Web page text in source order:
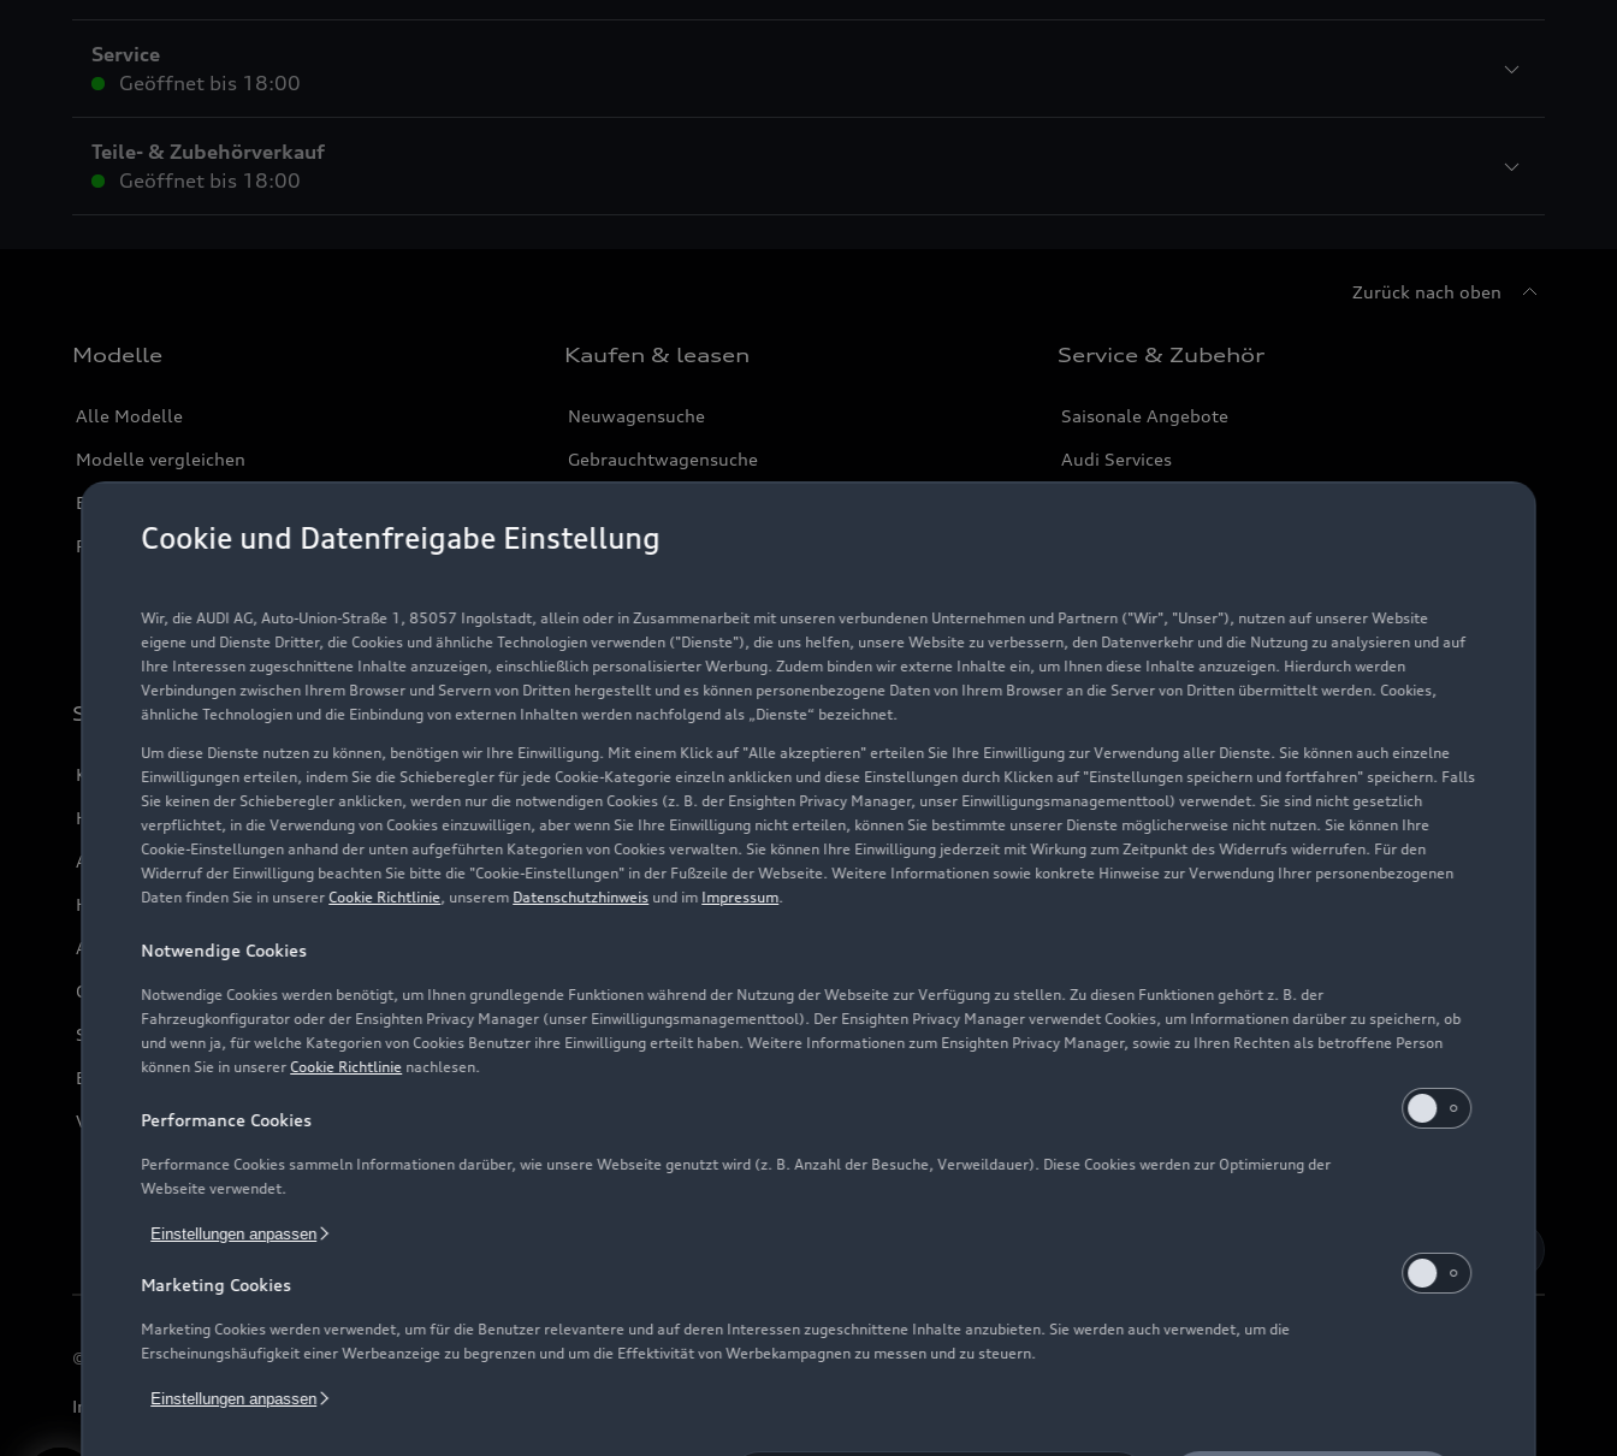
Cookie und Datenfreigabe Einstellung
Wir, die AUDI AG, Auto-Union-Straße 1, 85057 Ingolstadt, allein oder in Zusammenarbeit mit unseren verbundenen Unternehmen und Partnern ("Wir", "Unser"), nutzen auf unserer Website
eigene und Dienste Dritter, die Cookies und ähnliche Technologien verwenden ("Dienste"), die uns helfen, unsere Website zu verbessern, den Datenverkehr und die Nutzung zu analysieren und auf
Ihre Interessen zugeschnittene Inhalte anzuzeigen, einschließlich personalisierter Werbung. Zudem binden wir externe Inhalte ein, um Ihnen diese Inhalte anzuzeigen. Hierdurch werden
Verbindungen zwischen Ihrem Browser und Servern von Dritten hergestellt und es können personenbezogene Daten von Ihrem Browser an die Server von Dritten übermittelt werden. Cookies,
ähnliche Technologien und die Einbindung von externen Inhalten werden nachfolgend als „Dienste“ bezeichnet.
Um diese Dienste nutzen zu können, benötigen wir Ihre Einwilligung. Mit einem Klick auf "Alle akzeptieren" erteilen Sie Ihre Einwilligung zur Verwendung aller Dienste. Sie können auch einzelne
Einwilligungen erteilen, indem Sie die Schieberegler für jede Cookie-Kategorie einzeln anklicken und diese Einstellungen durch Klicken auf "Einstellungen speichern und fortfahren" speichern. Falls
Sie keinen der Schieberegler anklicken, werden nur die notwendigen Cookies (z. B. der Ensighten Privacy Manager, unser Einwilligungsmanagementtool) verwendet. Sie sind nicht gesetzlich
verpflichtet, in die Verwendung von Cookies einzuwilligen, aber wenn Sie Ihre Einwilligung nicht erteilen, können Sie bestimmte unserer Dienste möglicherweise nicht nutzen. Sie können Ihre
Cookie-Einstellungen anhand der unten aufgeführten Kategorien von Cookies verwalten. Sie können Ihre Einwilligung jederzeit mit Wirkung zum Zeitpunkt des Widerrufs widerrufen. Für den
Widerruf der Einwilligung beachten Sie bitte die "Cookie-Einstellungen" in der Fußzeile der Webseite. Weitere Informationen sowie konkrete Hinweise zur Verwendung Ihrer personenbezogenen
Daten finden Sie in unsererCookie Richtlinie, unserem Datenschutzhinweis und im Impressum.
Notwendige Cookies
Notwendige Cookies werden benötigt, um Ihnen grundlegende Funktionen während der Nutzung der Webseite zur Verfügung zu stellen. Zu diesen Funktionen gehört z. B. der
Fahrzeugkonfigurator oder der Ensighten Privacy Manager (unser Einwilligungsmanagementtool). Der Ensighten Privacy Manager verwendet Cookies, um Informationen darüber zu speichern, ob
und wenn ja, für welche Kategorien von Cookies Benutzer ihre Einwilligung erteilt haben. Weitere Informationen zum Ensighten Privacy Manager, sowie zu Ihren Rechten als betroffene Person
können Sie in unsererCookie Richtlinie nachlesen.
Performance Cookies
Performance Cookies sammeln Informationen darüber, wie unsere Webseite genutzt wird (z. B. Anzahl der Besuche, Verweildauer). Diese Cookies werden zur Optimierung der
Webseite verwendet.
Einstellungen anpassen
Marketing Cookies
Marketing Cookies werden verwendet, um für die Benutzer relevantere und auf deren Interessen zugeschnittene Inhalte anzubieten. Sie werden auch verwendet, um die
Erscheinungshäufigkeit einer Werbeanzeige zu begrenzen und um die Effektivität von Werbekampagnen zu messen und zu steuern.
Einstellungen anpassen
Service
Geöffnet bis 18:00
Teile- & Zubehörverkauf
Geöffnet bis 18:00
Zurück nach oben
Modelle
Alle Modelle
Modelle vergleichen
Elektromodelle
Plug-in-Hybride
Kaufen & leasen
Neuwagensuche
Gebrauchtwagensuche
Finanzierung
Geschäftskunden
Service & Zubehör
Saisonale Angebote
Audi Services
Support
Kundenservice
Händlersuche
Audi Code
Häufige Fragen (FAQ)
Audi Online Beratung
Online-Terminvereinbarung
Servicekontakt
Bordbuch & Bedienungsanleitungen
Verträge kündigen
Über Audi
Unternehmen
Karriere
Investor Relations
Presse & Media Center
Audi erleben
Newsletter
© 2026 AUDI AG. Alle Rechte vorbehalten
Impressum Rechtliches Hinweisgebersystem